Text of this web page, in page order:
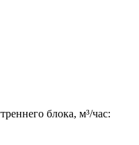
блока, м³/час: